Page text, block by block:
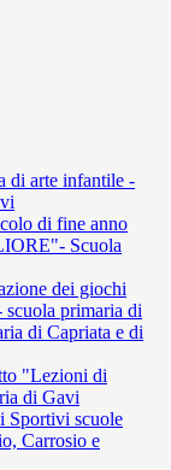
di arte infantile -
di fine anno
Scuola
dei giochi
scuola primaria di
di Capriata e di
"Lezioni di
di Gavi
Sportivi scuole
Carrosio e